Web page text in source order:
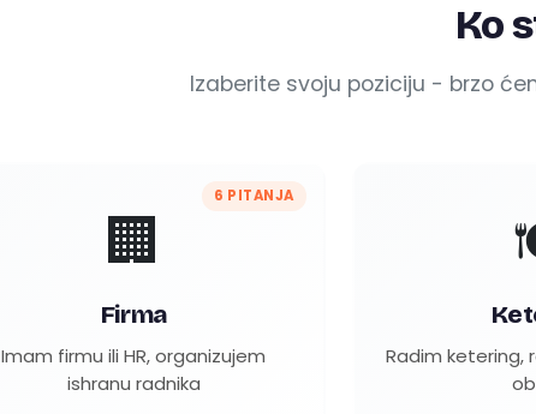
Ko
Izaberite svoju poziciju - brzo
6 PITANJA
🏢
Firma
Imam firmu ili HR, organizujem
ishranu radnika
Radim ketering,